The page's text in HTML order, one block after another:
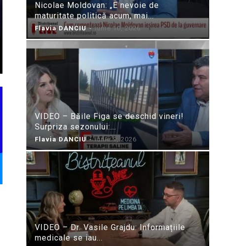
Nicolae Moldovan: „E nevoie de
maturitate politică acum, mai...
Flavia DANCIU - iunie 10, 2026
VIDEO – Băile Figa se deschid vineri!
Surpriza sezonului:...
Flavia DANCIU - iunie 9, 2026
VIDEO – Dr. Vasile Grajdu: Informațiile
medicale se iau...